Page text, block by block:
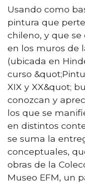
Usando como
pintura que
chileno, y que
en los muros de
(ubicada en
curso
XIX y XX&quot;
conozcan y
los que se
en distintos
se suma la
conceptuales,
obras de la
Museo EFM, un